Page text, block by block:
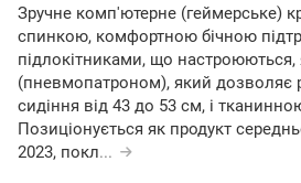
Зручне комп'ютерне (геймерське)
спинкою, комфортною бічною
підлокітниками, що настроюються,
(пневмопатроном), який дозволяє
сидіння від 43 до 53 см, і
Позиціонується як продукт
2023, покл...